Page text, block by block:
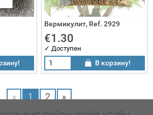
Вермикулит, Ref. 2929
€1.30
✓ Доступен
В корзину!
« 1 2 »